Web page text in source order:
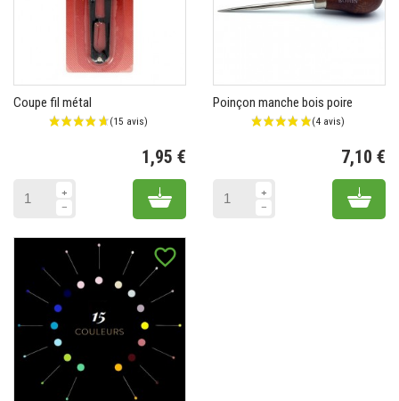
Coupe fil métal
1,95 €
Add to cart
Poinçon manche bois poire
7,10 €
Add
favorite_border